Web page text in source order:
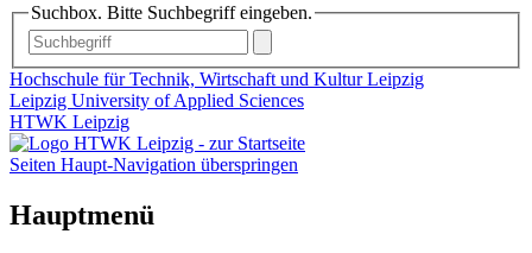
Suchbox. Bitte Suchbegriff eingeben.
Hochschule für Technik, Wirtschaft und Kultur Leipzig
Leipzig University of Applied Sciences
HTWK Leipzig
Seiten Haupt-Navigation überspringen
Hauptmenü